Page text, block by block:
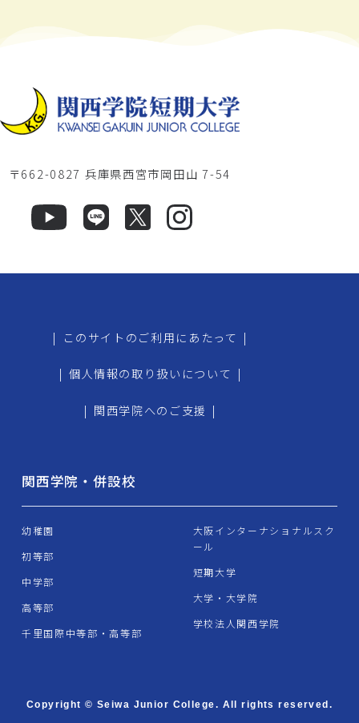
〒662-0827 兵庫県西宮市岡田山 7-54
| このサイトのご利用にあたって |
| 個人情報の取り扱いについて |
| 関西学院へのご支援 |
関西学院・併設校
幼稚園
初等部
中学部
高等部
千里国際中等部・高等部
大阪インターナショナルスク
ール
短期大学
大学・大学院
学校法人関西学院
Copyright © Seiwa Junior College. All rights reserved.